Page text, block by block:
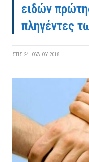
ειδών
πληγέντες
ΣΤΙΣ 24 ΙΟΥΛΊΟΥ 2018